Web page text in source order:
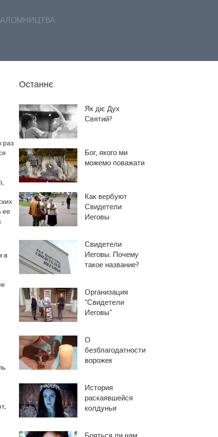
раз
ее
в
Останнє
Як діє Дух
Святий?
Бог, якого ми
можемо поважати
Как вербуют
Свидетели
Иеговы
Свидетели
Иеговы. Почему
такое название?
Организация
“Свидетели
Иеговы”
О
безблагодатности
ворожек
История
раскаявшейся
колдуньи